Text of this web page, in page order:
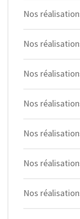
Nos
Nos
Nos
Nos
Nos
Nos
Nos